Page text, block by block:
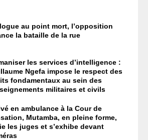
au point mort, l’opposition
la bataille de la rue
les services d’intelligence :
Ngefa impose le respect des
fondamentaux au sein des
militaires et civils
en ambulance à la Cour de
Mutamba, en pleine forme,
les juges et s’exhibe devant